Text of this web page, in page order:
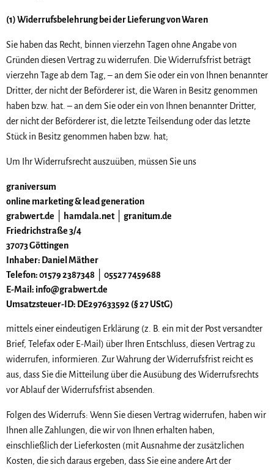
(1) Widerrufsbelehrung bei der Lieferung von Waren
Sie haben das Recht, binnen vierzehn Tagen ohne Angabe von
Gründen diesen Vertrag zu widerrufen. Die Widerrufsfrist beträgt
vierzehn Tage ab dem Tag, – an dem Sie oder ein von Ihnen benannter
Dritter, der nicht der Beförderer ist, die Waren in Besitz genommen
haben bzw. hat. – an dem Sie oder ein von Ihnen benannter Dritter,
der nicht der Beförderer ist, die letzte Teilsendung oder das letzte
Stück in Besitz genommen haben bzw. hat;
Um Ihr Widerrufsrecht auszuüben, müssen Sie uns
graniversum
online marketing & lead generation
grabwert.de │ hamdala.net │ granitum.de
Friedrichstraße 3/4
37073 Göttingen
Inhaber: Daniel Mäther
Telefon: 01579 2387348 │ 05527 7459688
E-Mail: info@grabwert.de
Umsatzsteuer-ID: DE297633592 (§ 27 UStG)
mittels einer eindeutigen Erklärung (z. B. ein mit der Post versandter
Brief, Telefax oder E-Mail) über Ihren Entschluss, diesen Vertrag zu
widerrufen, informieren. Zur Wahrung der Widerrufsfrist reicht es
aus, dass Sie die Mitteilung über die Ausübung des Widerrufsrechts
vor Ablauf der Widerrufsfrist absenden.
Folgen des Widerrufs: Wenn Sie diesen Vertrag widerrufen, haben wir
Ihnen alle Zahlungen, die wir von Ihnen erhalten haben,
einschließlich der Lieferkosten (mit Ausnahme der zusätzlichen
Kosten, die sich daraus ergeben, dass Sie eine andere Art der